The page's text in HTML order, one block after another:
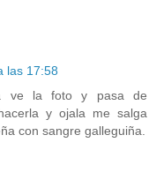
las 17:58
ve la foto y pasa de
y ojala me salga
con sangre galleguiña.